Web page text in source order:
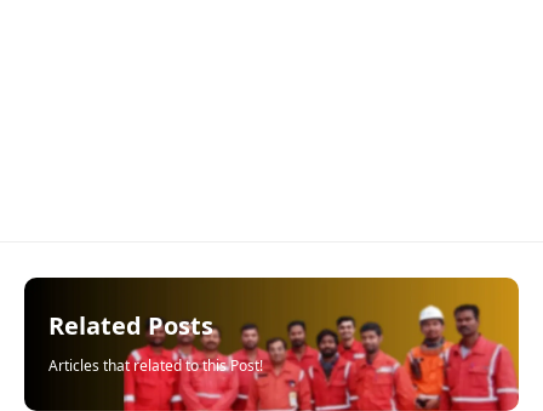
Related Posts
Articles that related to this Post!